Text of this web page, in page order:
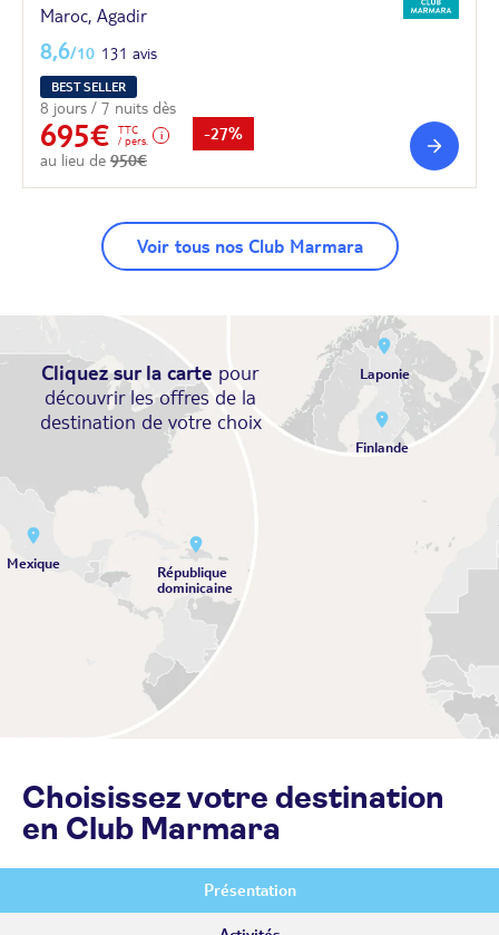
Maroc, Agadir
8,6/10 131 avis
BEST SELLER
8 jours / 7 nuits dès
695€
TTC
/ pers.
au lieu de 950€
-27%
Voir tous nos Club Marmara
Cliquez sur la carte pour
découvrir les offres de la
destination de votre choix
Finlande
République
dominicaine
Mexique
Laponie
Choisissez votre destination
en Club Marmara
Présentation